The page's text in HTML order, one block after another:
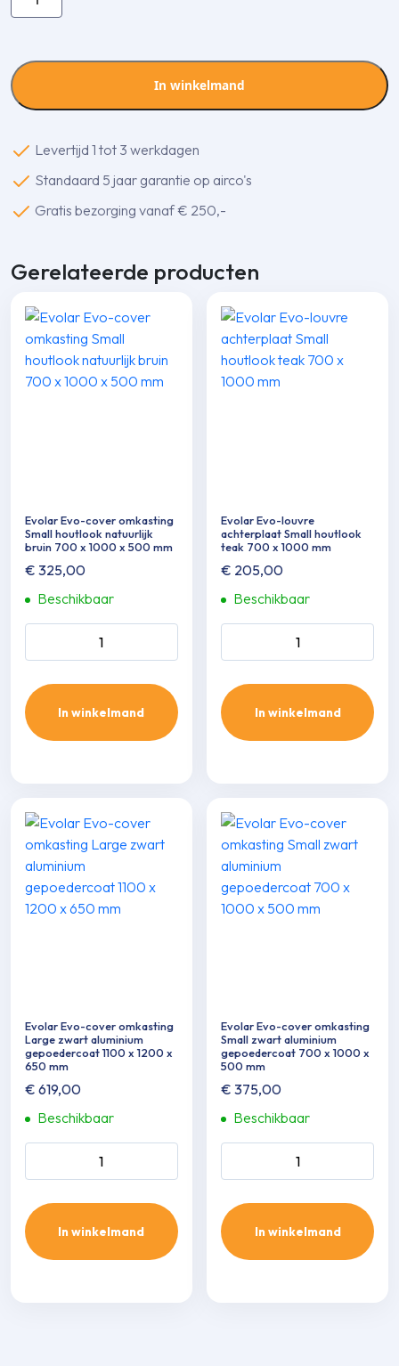
Evo-
Large
licht
gepoedercoat
1100
aantal
In winkelmand
Levertijd 1 tot 3 werkdagen
Standaard 5 jaar garantie op airco's
Gratis bezorging vanaf € 250,-
Gerelateerde producten
Evolar Evo-cover omkasting
Small houtlook natuurlijk
bruin 700 x 1000 x 500 mm
€ 325,00
Beschikbaar
Evolar Evo-cover omkasting
Small houtlook natuurlijk bruin
In winkelmand
Evolar Evo-louvre
achterplaat Small houtlook
teak 700 x 1000 mm
€ 205,00
Beschikbaar
Evolar Evo-louvre
achterplaat Small houtlook
In winkelmand
Evolar Evo-cover omkasting
Large zwart aluminium
gepoedercoat 1100 x 1200 x
650 mm
€ 619,00
Beschikbaar
650 mm aantal
In winkelmand
Evolar Evo-cover omkasting
Small zwart aluminium
gepoedercoat 700 x 1000 x
500 mm
€ 375,00
Beschikbaar
500 mm aantal
In winkelmand